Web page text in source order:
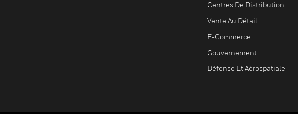
Centres De Distribution
Vente Au Détail
E-Commerce
Gouvernement
Défense Et Aérospatiale